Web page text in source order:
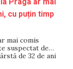
Praga ar mai
cu puțin timp
mai comis
suspectat de
de 32 de ani
din apropiere